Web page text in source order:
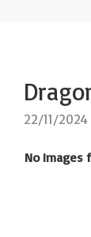
22/11/2024
No Images